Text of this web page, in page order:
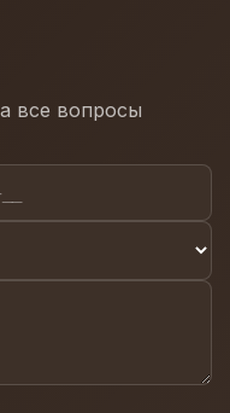
все вопросы